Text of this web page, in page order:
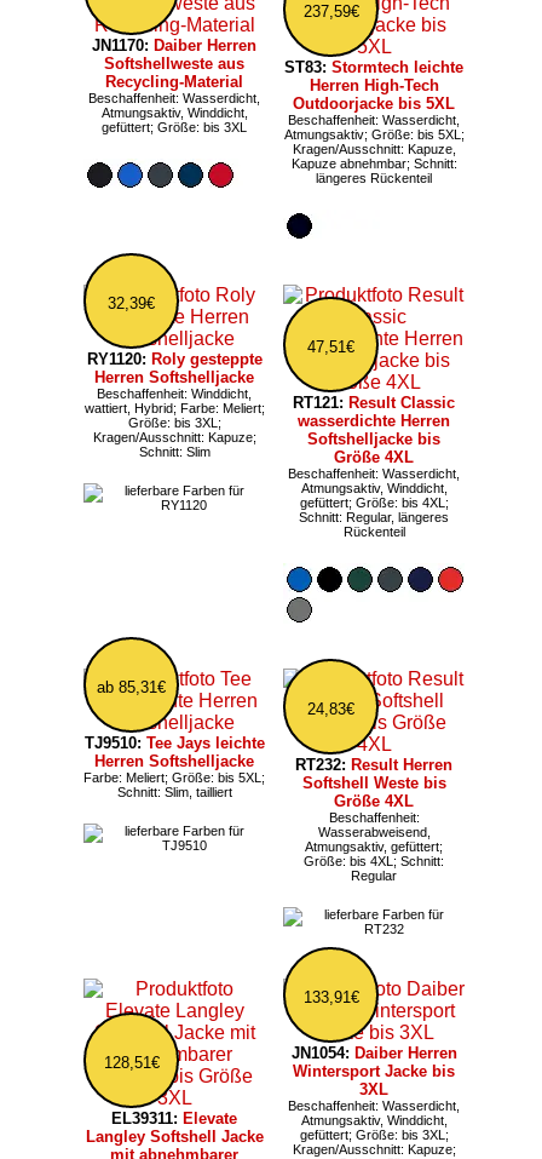
JN1170: Daiber Herren
Softshellweste aus
Recycling-Material
Beschaffenheit: Wasserdicht,
Atmungsaktiv, Winddicht,
gefüttert; Größe: bis 3XL
237,59€
ST83: Stormtech leichte
Herren High-Tech
Outdoorjacke bis 5XL
Beschaffenheit: Wasserdicht,
Atmungsaktiv; Größe: bis 5XL;
Kragen/Ausschnitt: Kapuze,
Kapuze abnehmbar; Schnitt:
längeres Rückenteil
32,39€
RY1120: Roly gesteppte
Herren Softshelljacke
Beschaffenheit: Winddicht,
wattiert, Hybrid; Farbe: Meliert;
Größe: bis 3XL;
Kragen/Ausschnitt: Kapuze;
Schnitt: Slim
47,51€
RT121: Result Classic
wasserdichte Herren
Softshelljacke bis
Größe 4XL
Beschaffenheit: Wasserdicht,
Atmungsaktiv, Winddicht,
gefüttert; Größe: bis 4XL;
Schnitt: Regular, längeres
Rückenteil
ab 85,31€
TJ9510: Tee Jays leichte
Herren Softshelljacke
Farbe: Meliert; Größe: bis 5XL;
Schnitt: Slim, tailliert
24,83€
RT232: Result Herren
Softshell Weste bis
Größe 4XL
Beschaffenheit:
Wasserabweisend,
Atmungsaktiv, gefüttert;
Größe: bis 4XL; Schnitt:
Regular
128,51€
EL39311: Elevate
Langley Softshell Jacke
mit abnehmbarer
133,91€
JN1054: Daiber Herren
Wintersport Jacke bis
3XL
Beschaffenheit: Wasserdicht,
Atmungsaktiv, Winddicht,
gefüttert; Größe: bis 3XL;
Kragen/Ausschnitt: Kapuze;